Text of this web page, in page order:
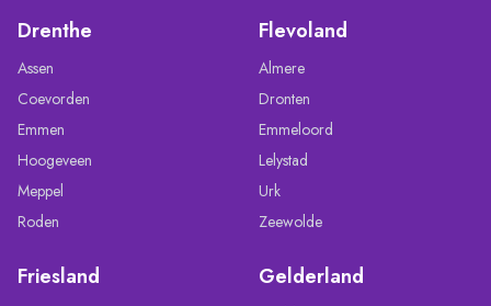
Drenthe
Assen
Coevorden
Emmen
Hoogeveen
Meppel
Roden
Flevoland
Almere
Dronten
Emmeloord
Lelystad
Urk
Zeewolde
Friesland Gelderland